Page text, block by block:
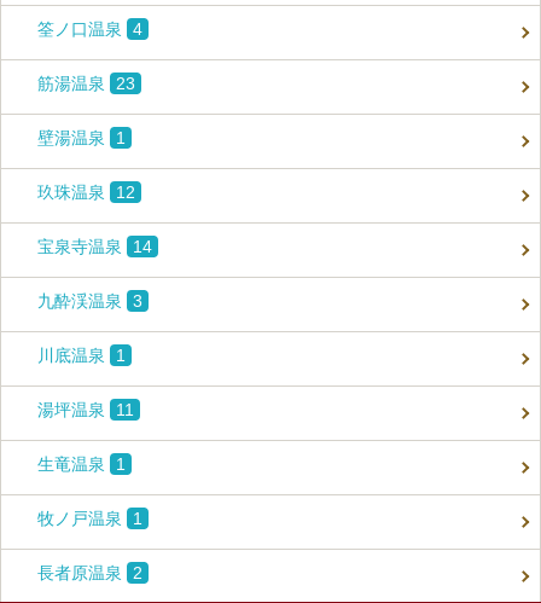
筌ノ口温泉 4
筋湯温泉 23
壁湯温泉 1
玖珠温泉 12
宝泉寺温泉 14
九酔渓温泉 3
川底温泉 1
湯坪温泉 11
生竜温泉 1
牧ノ戸温泉 1
長者原温泉 2